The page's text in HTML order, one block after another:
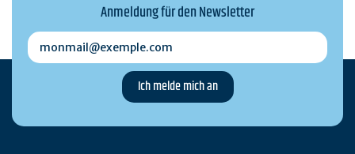
Anmeldung für den Newsletter
monmail@exemple.com